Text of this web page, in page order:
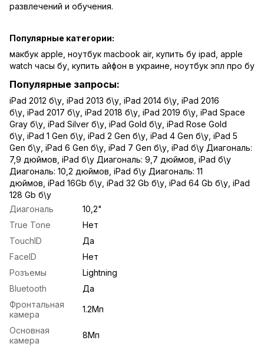
развлечений и обучения.
Популярные категории:
макбук apple ноутбук macbook air, купить бу ipad apple
watch часы бу купить айфон в украине ноутбук эпл про бу
Популярные запросы:
iPad 2012 б\у iPad 2013 б\у iPad 2014 б\у iPad 2016
б\у iPad 2017 б\у iPad 2018 б\у iPad 2019 б\у iPad Space
Gray б\у iPad Silver б\у iPad Gold б\у iPad Rose Gold
б\у iPad 1 Gen б\у iPad 2 Gen б\у iPad 4 Gen б\у iPad 5
Gen б\у iPad 6 Gen б\у iPad 7 Gen б\у iPad б\у Диагональ:
7,9 дюймов iPad б\у Диагональ: 9,7 дюймов iPad б\у
Диагональ: 10,2 дюймов iPad б\у Диагональ: 11
дюймов iPad 16Gb б\у iPad 32 Gb б\у iPad 64 Gb б\у iPad
128 Gb б\у
Диагональ
10,2"
True Tone
Нет
TouchID
Да
FaceID
Нет
Розъемы
Lightning
Bluetooth
Да
Фронтальная
камера
1.2Мп
Основная
камера
8Mп